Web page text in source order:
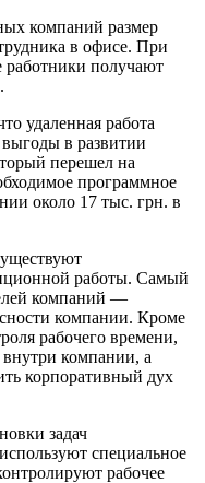
компаний размер
в офисе. При
получают
удаленная работа
в развитии
перешел на
программное
около 17 тыс. грн. в
работы. Самый
компаний —
компании. Кроме
рабочего времени,
компании, а
корпоративный дух
задач
специальное
рабочее